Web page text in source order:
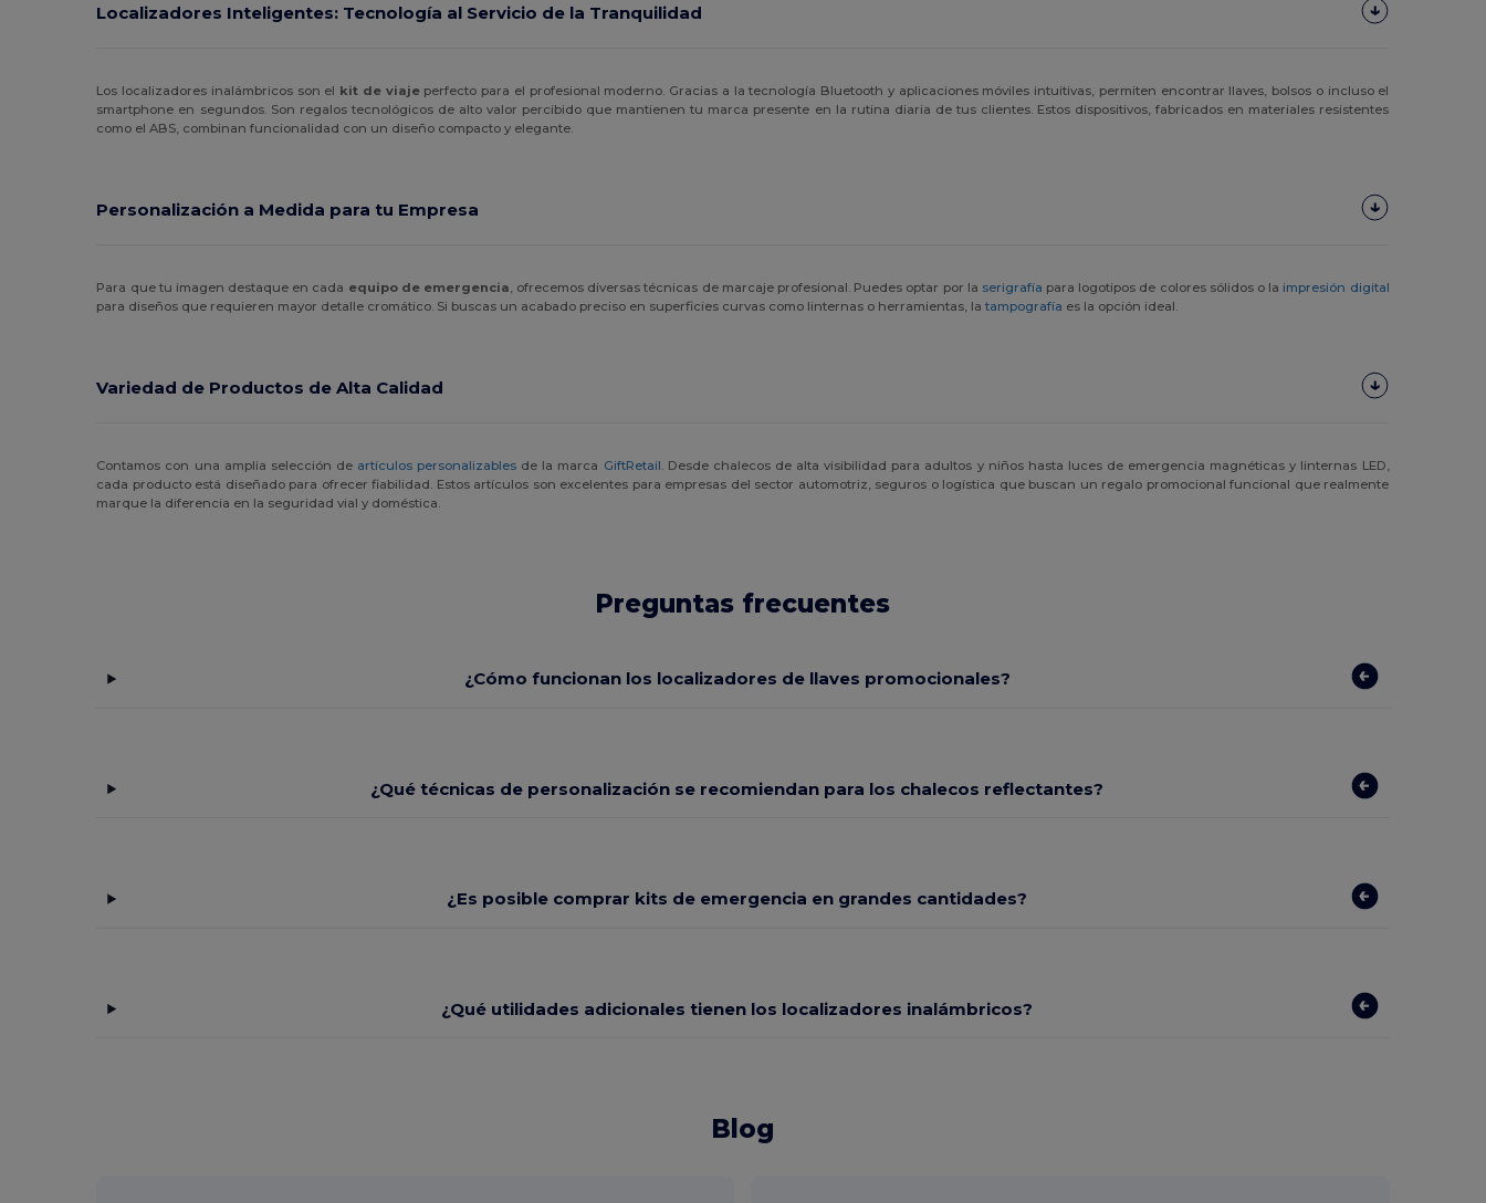
Localizadores Inteligentes: Tecnología al Servicio de la Tranquilidad
Los localizadores inalámbricos son el kit de viajeperfecto para el profesional moderno. Gracias a la tecnología Bluetooth y aplicaciones móviles intuitivas, permiten encontrar llaves, bolsos o incluso el
smartphone en segundos. Son regalos tecnológicos de alto valor percibido que mantienen tu marca presente en la rutina diaria de tus clientes. Estos dispositivos, fabricados en materiales resistentes
como el ABS, combinan funcionalidad con un diseño compacto y elegante.
Personalización a Medida para tu Empresa
Para que tu imagen destaque en cada equipo de emergencia , ofrecemos diversas técnicas de marcaje profesional. Puedes optar por la serigrafía para logotipos de colores sólidos o la impresión digital
para diseños que requieren mayor detalle cromático. Si buscas un acabado preciso en superficies curvas como linternas o herramientas, latampografía es la opción ideal.
Variedad de Productos de Alta Calidad
Contamos con una amplia selección de artículos personalizables de la marca GiftRetail . Desde chalecos de alta visibilidad para adultos y niños hasta luces de emergencia magnéticas y linternas LED,
cada producto está diseñado para ofrecer fiabilidad. Estos artículos son excelentes para empresas del sector automotriz, seguros o logística que buscan un regalo promocional funcional que realmente
marque la diferencia en la seguridad vial y doméstica.
Preguntas frecuentes
¿Cómo funcionan los localizadores de llaves promocionales?
¿Qué técnicas de personalización se recomiendan para los chalecos reflectantes?
¿Es posible comprar kits de emergencia en grandes cantidades?
¿Qué utilidades adicionales tienen los localizadores inalámbricos?
Blog